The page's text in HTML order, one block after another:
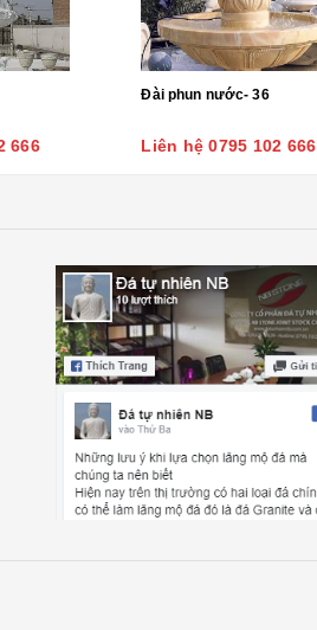
666
Đài phun nước- 36
Liên hệ 0795 102 666